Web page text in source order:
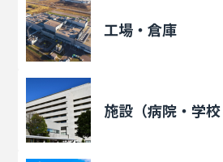
工場・倉庫
施設（病院・学校